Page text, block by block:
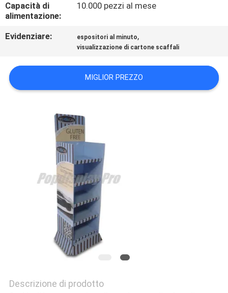
RICHIEDA
CITAZIONE
MAPPA
DEL
PRIVACY
Capacità di
alimentazione:
10.000 pezzi al mese
Evidenziare: espositori al minuto,
visualizzazione di cartone scaffali
MIGLIOR PREZZO
Descrizione di prodotto